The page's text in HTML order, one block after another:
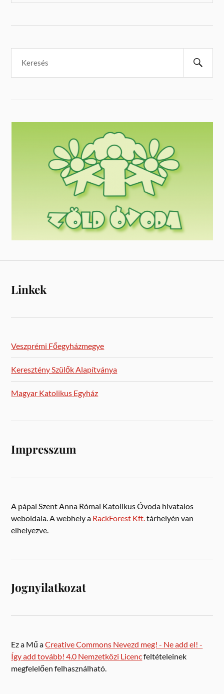
Linkek
Veszprémi Főegyházmegye
Keresztény Szülők Alapítványa
Magyar Katolikus Egyház
Impresszum
A pápai Szent Anna Római Katolikus Óvoda hivatalos
weboldala. A webhely a RackForest Kft.tárhelyén van
elhelyezve.
Jognyilatkozat
Ez a Mű aCreative Commons Nevezd meg! - Ne add el! -
Így add tovább! 4.0 Nemzetközi Licencfeltételeinek
megfelelően felhasználható.